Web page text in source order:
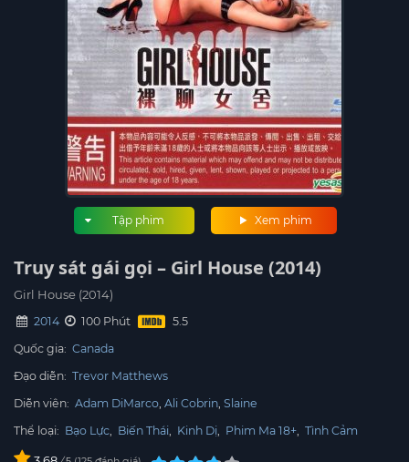
Xem phim
Tập phim
Truy sát gái gọi – Girl House (2014)
Girl House (2014)
2014
100 Phút
Quốc gia: Canada
Đạo diễn: Trevor Matthews
Diễn viên: Adam DiMarco Ali Cobrin Slaine
Thể loại: Bạo Lực, Biến Thái, Kinh Dị, Phim Ma 18+, Tình Cảm